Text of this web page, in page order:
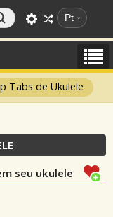
Pt
Tabs de Ukulele
seu ukulele